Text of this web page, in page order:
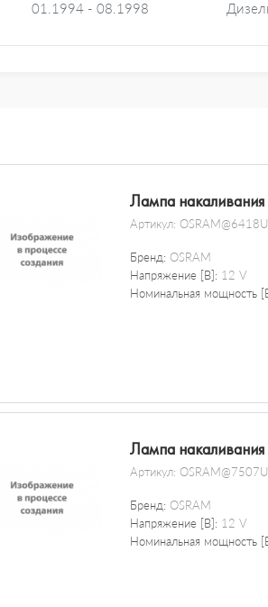
01.1994 - 08.1998
Лампа
Артикул:
Бренд: OSRAM
Напряжение [В]: 12 V
Номинальная мощность
Лампа
Артикул:
Бренд: OSRAM
Напряжение [В]: 12 V
Номинальная мощность